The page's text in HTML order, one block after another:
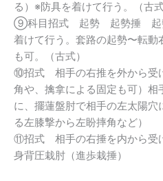
る）※防具を着けて行う。（古
⑨科目招式 起勢 起勢捶 起
着けて行う。套路の起勢〜転
も可。（古式）
⑩招式 相手の右推を外から受
角や、擒拿による固定も可）相
に、擺蓮盤肘で相手の左太陽穴
る左膝撃から左盼摔角など）
⑪招式 相手の右捶を内から受
身背圧栽肘（進歩栽捶）